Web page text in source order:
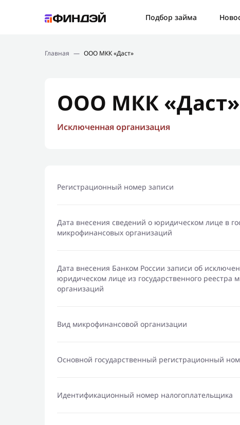
Подбор займа
Новости
Главная — ООО МКК «Даст»
ООО МКК «Даст»
Исключенная организация
Регистрационный номер записи
Дата внесения сведений о юридическом лице в
микрофинансовых организаций
Дата внесения Банком России записи об
юридическом лице из государственного реестра
организаций
Вид микрофинансовой организации
Основной государственный регистрационный
Идентификационный номер налогоплательщика
Ошибка: